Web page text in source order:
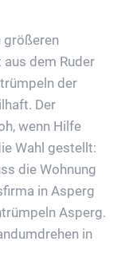
größeren
dem Ruder
der
Der
wenn Hilfe
Wahl gestellt:
die Wohnung
in Asperg
Asperg.
in